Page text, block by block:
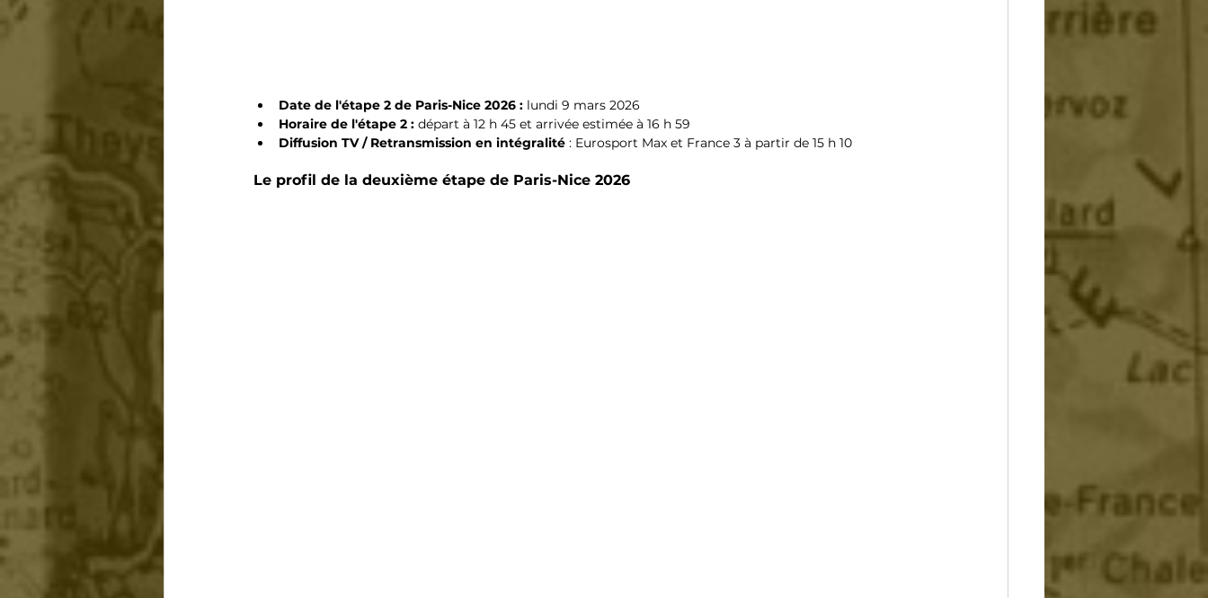
Date de l'étape 2 de Paris-Nice 2026 : lundi 9 mars 2026
Horaire de l'étape 2 : départ à 12 h 45 et arrivée estimée à 16 h 59
Diffusion TV / Retransmission en intégralité : Eurosport Max et France 3 à partir de 15 h 10
Le profil de la deuxième étape de Paris-Nice 2026